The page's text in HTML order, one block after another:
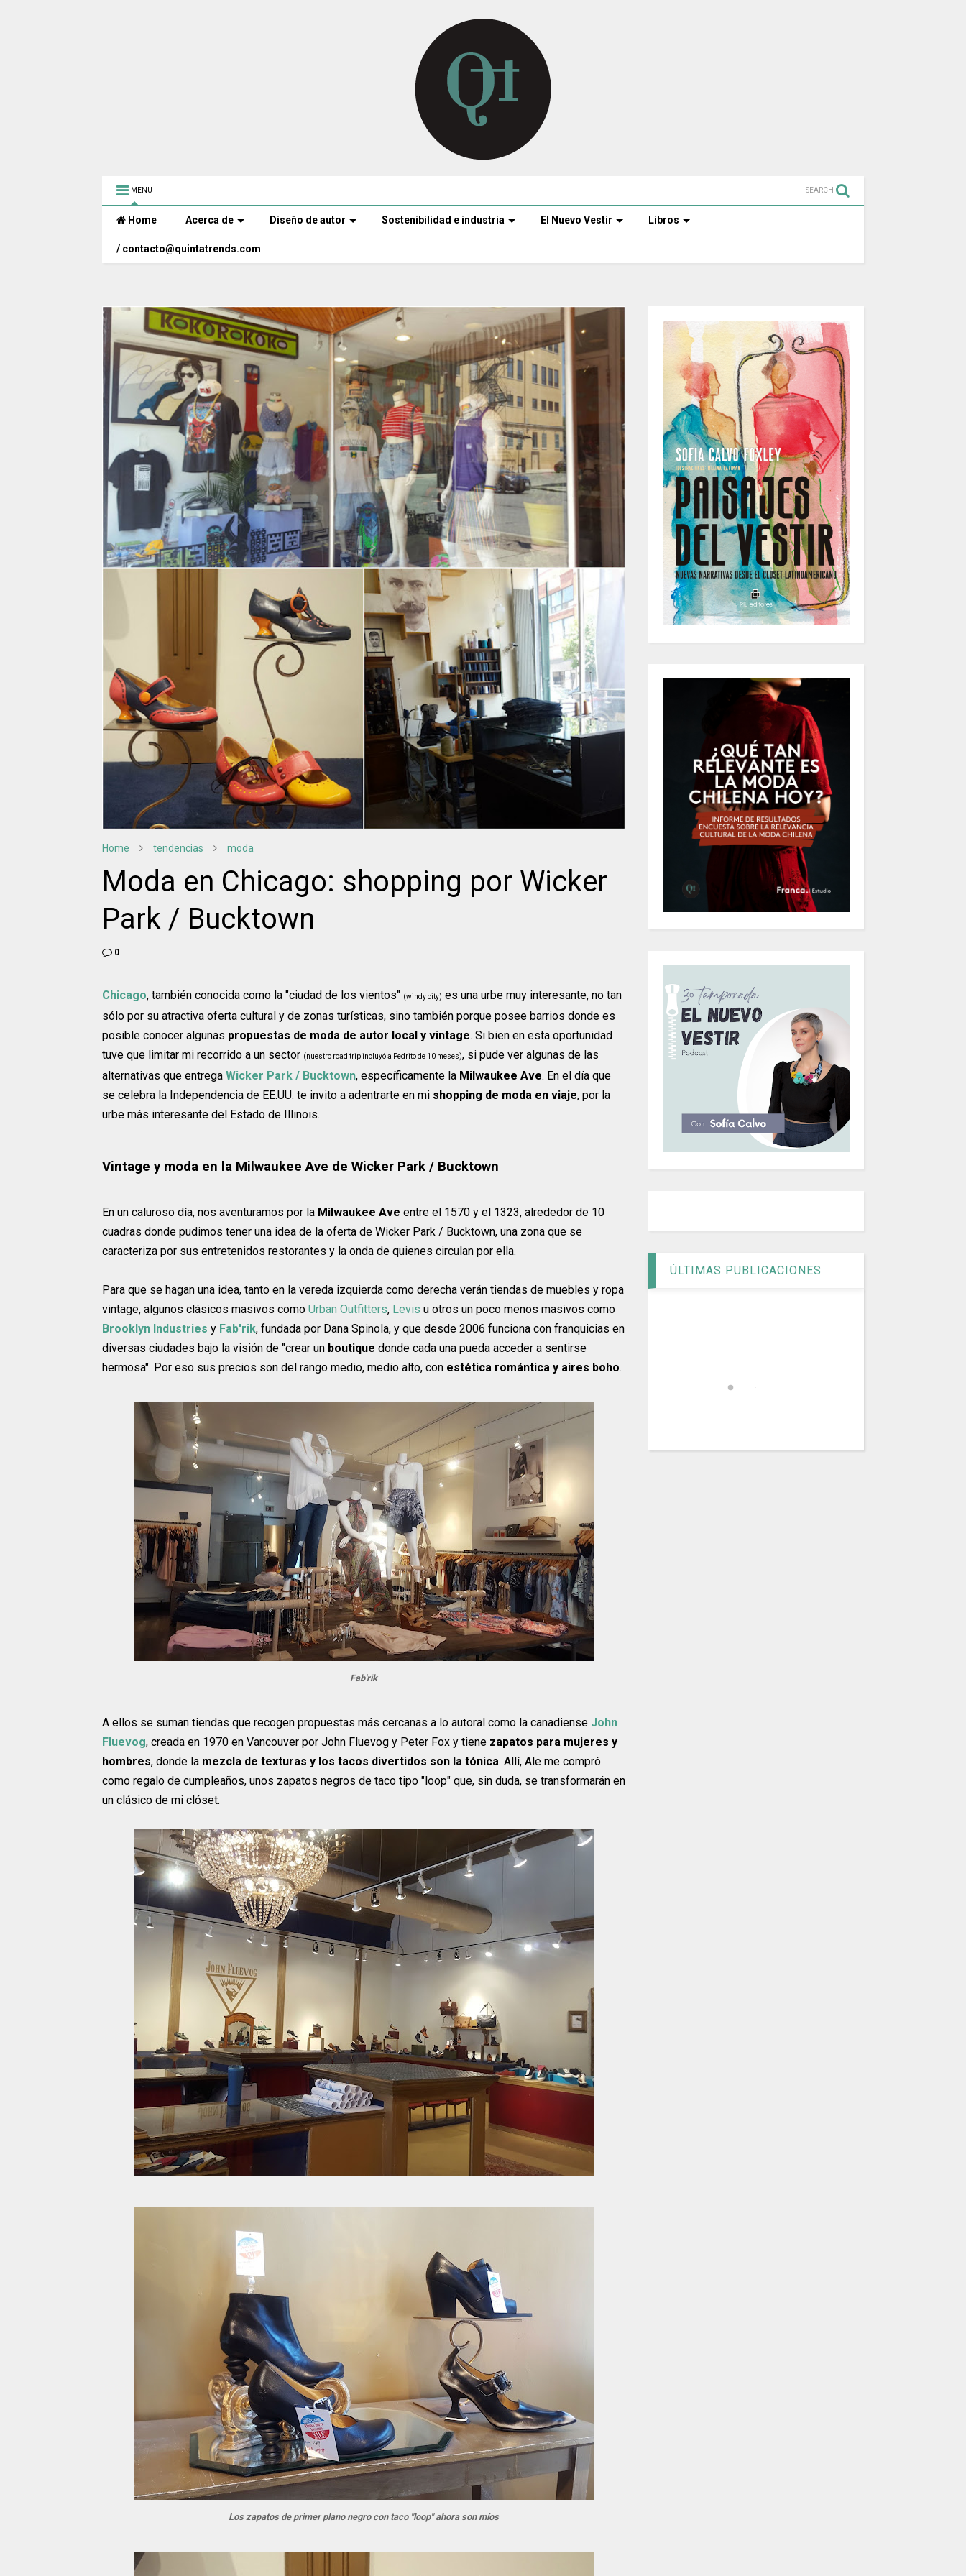
MENU SEARCH
Home Acerca de Diseño de autor Sostenibilidad e industria El Nuevo Vestir Libros
/ contacto@quintatrends.com
Home tendencias moda
Moda en Chicago: shopping por Wicker
Park / Bucktown
0
Chicago, también conocida como la "ciudad de los vientos" (windy city) es una urbe muy interesante, no tan
sólo por su atractiva oferta cultural y de zonas turísticas, sino también porque posee barrios donde es
posible conocer algunas propuestas de moda de autor local y vintage. Si bien en esta oportunidad
tuve que limitar mi recorrido a un sector (nuestro road trip incluyó a Pedrito de 10 meses), si pude ver algunas de las
alternativas que entrega Wicker Park / Bucktown, específicamente la Milwaukee Ave. En el día que
se celebra la Independencia de EE.UU. te invito a adentrarte en mi shopping de moda en viaje, por la
urbe más interesante del Estado de Illinois.
Vintage y moda en la Milwaukee Ave de Wicker Park / Bucktown
En un caluroso día, nos aventuramos por la Milwaukee Ave entre el 1570 y el 1323, alrededor de 10
cuadras donde pudimos tener una idea de la oferta de Wicker Park / Bucktown, una zona que se
caracteriza por sus entretenidos restorantes y la onda de quienes circulan por ella.
Para que se hagan una idea, tanto en la vereda izquierda como derecha verán tiendas de muebles y ropa
vintage, algunos clásicos masivos como Urban Outfitters, Levis u otros un poco menos masivos como
Brooklyn Industries y Fab'rik, fundada por Dana Spinola, y que desde 2006 funciona con franquicias en
diversas ciudades bajo la visión de "crear un boutique donde cada una pueda acceder a sentirse
hermosa". Por eso sus precios son del rango medio, medio alto, con estética romántica y aires boho.
Fab'rik
A ellos se suman tiendas que recogen propuestas más cercanas a lo autoral como la canadiense John
Fluevog, creada en 1970 en Vancouver por John Fluevog y Peter Fox y tiene zapatos para mujeres y
hombres, donde la mezcla de texturas y los tacos divertidos son la tónica. Allí, Ale me compró
como regalo de cumpleaños, unos zapatos negros de taco tipo "loop" que, sin duda, se transformarán en
un clásico de mi clóset.
Los zapatos de primer plano negro con taco "loop" ahora son míos
ÚLTIMAS PUBLICACIONES